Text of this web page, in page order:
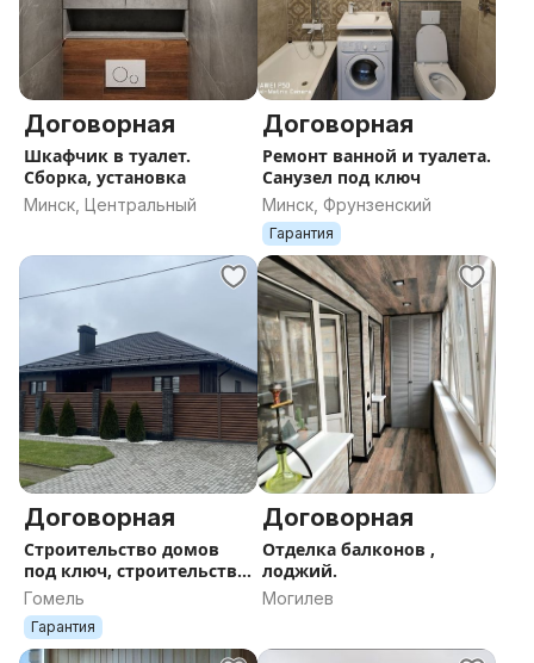
Договорная
Шкафчик в туалет.
Сборка, установка
Минск, Центральный
Договорная
Ремонт ванной и туалета.
Санузел под ключ
Минск, Фрунзенский
Гарантия
Договорная
Строительство домов
под ключ, строительство
по 240 и 95 указах для
многодетных
Гомель
Гарантия
Договорная
Отделка балконов ,
лоджий.
Могилев